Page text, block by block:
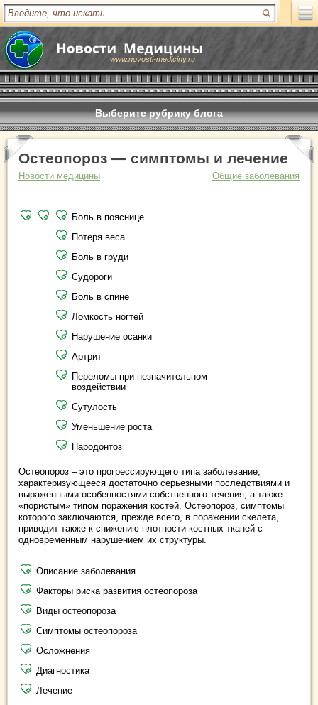
www.novosti-mediciny.ru
Выберите рубрику блога
Остеопороз — симптомы и лечение
Новости медицины Общие заболевания
Боль в пояснице
Потеря веса
Боль в груди
Судороги
Боль в спине
Ломкость ногтей
Нарушение осанки
Артрит
Переломы при незначительном
воздействии
Сутулость
Уменьшение роста
Пародонтоз
Остеопороз – это прогрессирующего типа заболевание,
характеризующееся достаточно серьезными последствиями и
выраженными особенностями собственного течения, а также
«пористым» типом поражения костей. Остеопороз, симптомы
которого заключаются, прежде всего, в поражении скелета,
приводит также к снижению плотности костных тканей с
одновременным нарушением их структуры.
Описание заболевания
Факторы риска развития остеопороза
Виды остеопороза
Симптомы остеопороза
Осложнения
Диагностика
Лечение